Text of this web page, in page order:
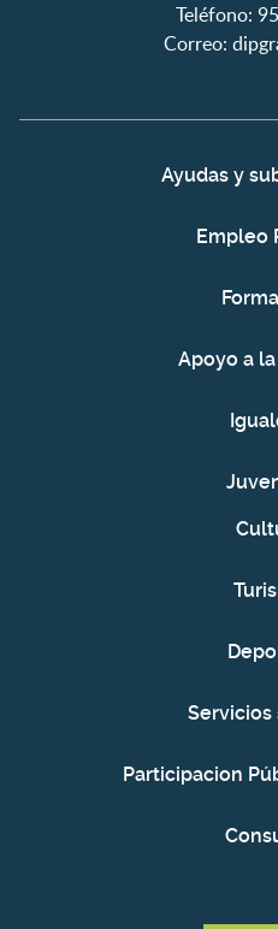
Teléfono:
Correo:
Ayudas y
Empleo
Apoyo a
Servicios
Participacion